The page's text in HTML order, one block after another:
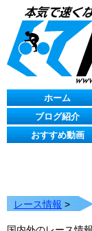
ホーム
ブログ紹介
おすすめ動画
レース情報 >